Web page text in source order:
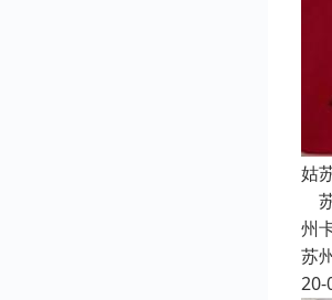
姑
州
苏
20-